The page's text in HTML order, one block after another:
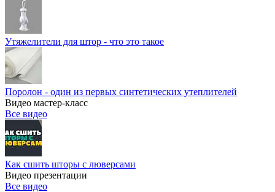
Утяжелители для штор - что это такое
Поролон - один из первых синтетических утеплителей
Видео мастер-класс
Все видео
Как сшить шторы с люверсами
Видео презентации
Все видео